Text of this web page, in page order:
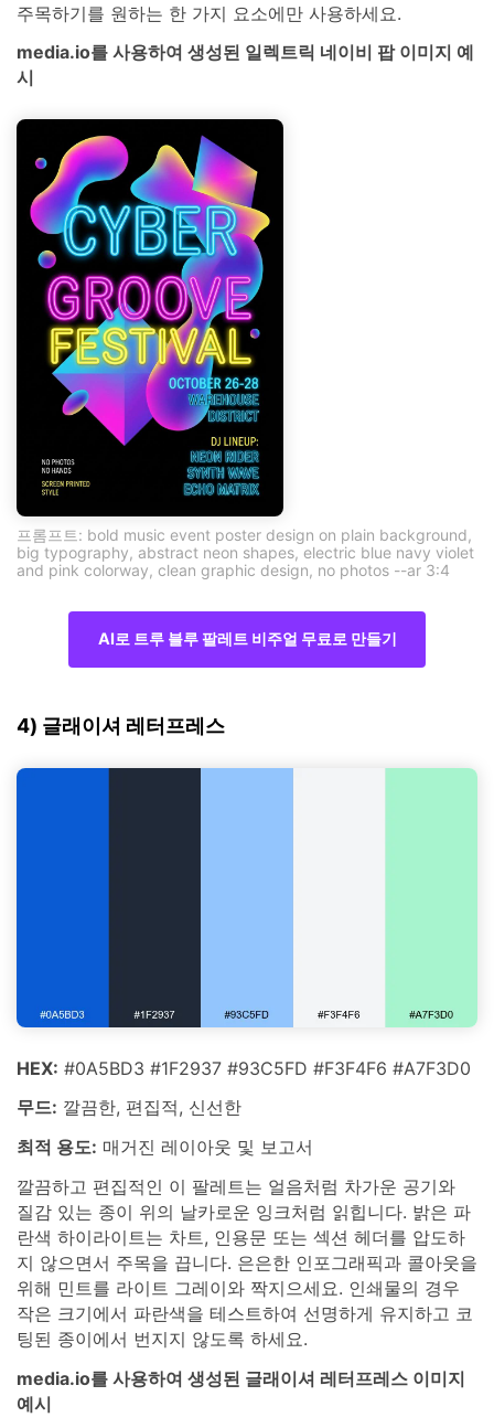
주목하기를 원하는 한 가지 요소에만 사용하세요.
media.io를 사용하여 생성된 일렉트릭 네이비 팝 이미지 예
시
프롬프트: bold music event poster design on plain background,
big typography, abstract neon shapes, electric blue navy violet
and pink colorway, clean graphic design, no photos --ar 3:4
AI로 트루 블루 팔레트 비주얼 무료로 만들기
4) 글래이셔 레터프레스
HEX: #0A5BD3 #1F2937 #93C5FD #F3F4F6 #A7F3D0
무드: 깔끔한, 편집적, 신선한
최적 용도: 매거진 레이아웃 및 보고서
깔끔하고 편집적인 이 팔레트는 얼음처럼 차가운 공기와
질감 있는 종이 위의 날카로운 잉크처럼 읽힙니다. 밝은 파
란색 하이라이트는 차트, 인용문 또는 섹션 헤더를 압도하
지 않으면서 주목을 끕니다. 은은한 인포그래픽과 콜아웃을
위해 민트를 라이트 그레이와 짝지으세요. 인쇄물의 경우
작은 크기에서 파란색을 테스트하여 선명하게 유지하고 코
팅된 종이에서 번지지 않도록 하세요.
media.io를 사용하여 생성된 글래이셔 레터프레스 이미지
예시